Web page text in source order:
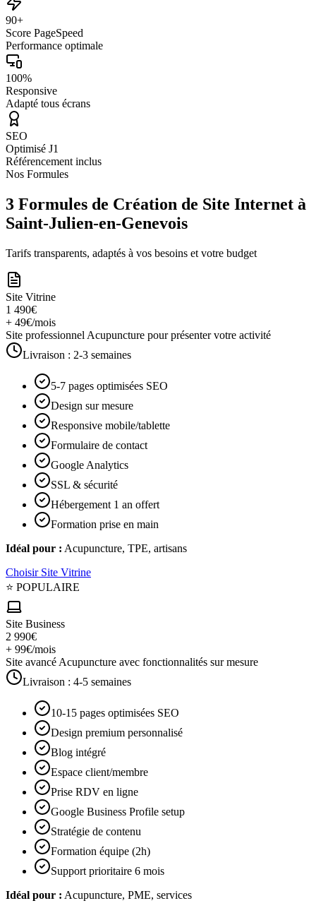
90+
Score PageSpeed
Performance optimale
100%
Responsive
Adapté tous écrans
SEO
Optimisé J1
Référencement inclus
Nos Formules
3 Formules de Création de Site Internet à
Saint-Julien-en-Genevois
Tarifs transparents, adaptés à vos besoins et votre budget
Site Vitrine
1 490€
+ 49€/mois
Site professionnel Acupuncture pour présenter votre activité
Livraison : 2-3 semaines
5-7 pages optimisées SEO
Design sur mesure
Responsive mobile/tablette
Formulaire de contact
Google Analytics
SSL & sécurité
Hébergement 1 an offert
Formation prise en main
Idéal pour : Acupuncture, TPE, artisans
Choisir Site Vitrine
⭐ POPULAIRE
Site Business
2 990€
+ 99€/mois
Site avancé Acupuncture avec fonctionnalités sur mesure
Livraison : 4-5 semaines
10-15 pages optimisées SEO
Design premium personnalisé
Blog intégré
Espace client/membre
Prise RDV en ligne
Google Business Profile setup
Stratégie de contenu
Formation équipe (2h)
Support prioritaire 6 mois
Idéal pour : Acupuncture, PME, services